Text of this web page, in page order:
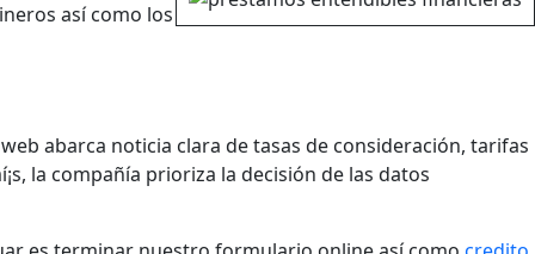
así­ como los
abarca noticia clara de tasas de consideración, tarifas
la compañía prioriza la decisión de las datos